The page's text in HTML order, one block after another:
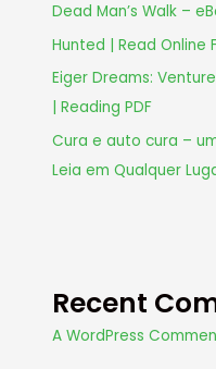
Dead Man’s Walk –
Hunted | Read Online
Eiger Dreams:
| Reading PDF
Cura e auto cura –
Leia em Qualquer
Recent
A WordPress